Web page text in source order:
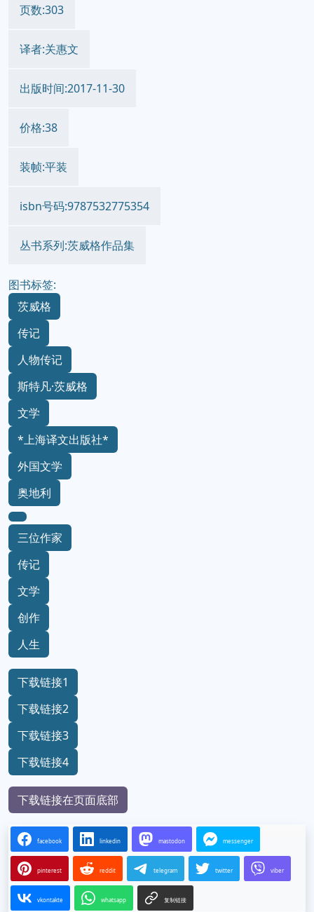
页数:303
译者:关惠文
出版时间:2017-11-30
价格:38
装帧:平装
isbn号码:9787532775354
丛书系列:茨威格作品集
图书标签:
茨威格
传记
人物传记
斯特凡·茨威格
文学
*上海译文出版社*
外国文学
奥地利
三位作家
传记
文学
创作
人生
下载链接1
下载链接2
下载链接3
下载链接4
下载链接在页面底部
facebook linkedin mastodon messenger
pinterest reddit telegram twitter viber
vkontakte whatsapp 复制链接